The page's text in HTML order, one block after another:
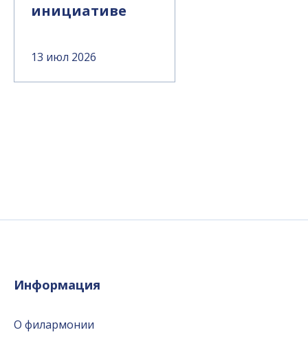
инициативе
13 июл 2026
Информация
О филармонии